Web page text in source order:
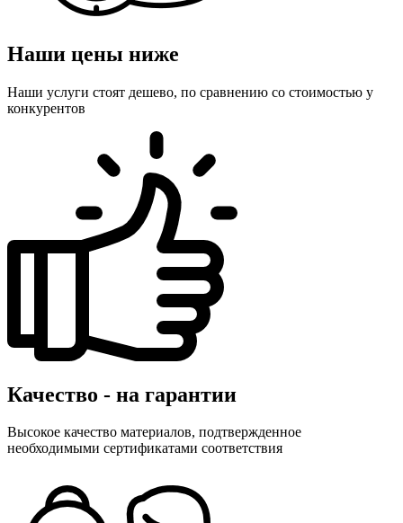
Наши цены ниже
Наши услуги стоят дешево, по сравнению со стоимостью у
конкурентов
Качество - на гарантии
Высокое качество материалов, подтвержденное
необходимыми сертификатами соответствия